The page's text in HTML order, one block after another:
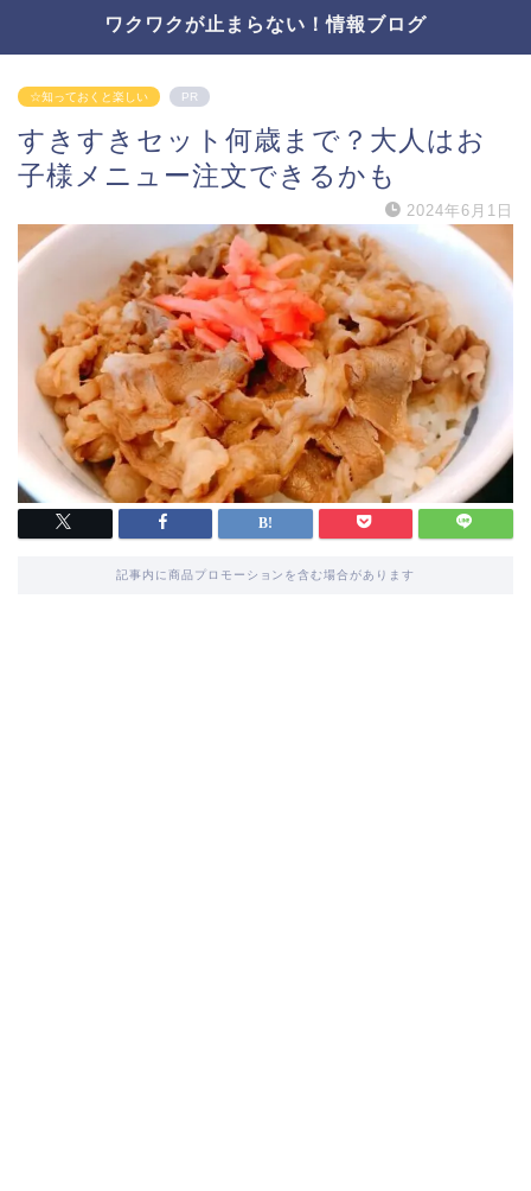
ワクワクが止まらない！情報ブログ
☆知っておくと楽しい PR
すきすきセット何歳まで？大人はお
子様メニュー注文できるかも
2024年6月1日
記事内に商品プロモーションを含む場合があります